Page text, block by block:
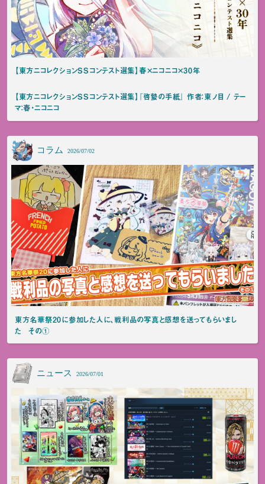
【東方ニコレクションSSコンテスト選集】春×ニコニコ×30年
【東方ニコレクションSSコンテスト選集】『啓蟄の手紙』 作者：東ノ目 / テー
マ：春・ニコニコ
コラム 2026/07/02
東方名華祭20に参加した人に、戦利品の写真と感想を送ってもらいまし
た その①
ニュース 2026/07/01